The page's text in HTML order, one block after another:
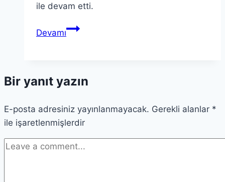
ile devam etti.
Devamı2025
Değerlendirmesi
Bir yanıt yazın
E-posta adresiniz yayınlanmayacak. Gerekli alanlar *
ile işaretlenmişlerdir